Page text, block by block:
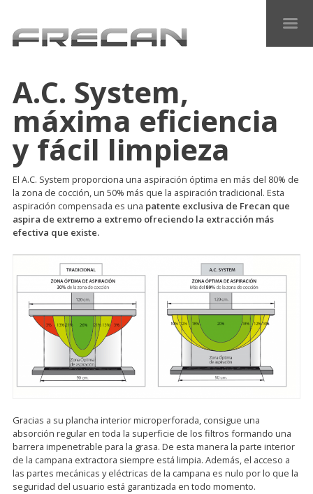
A.C. System,
máxima eficiencia
y fácil limpieza
El A.C. System proporciona una aspiración óptima en más del 80% de
la zona de cocción, un 50% más que la aspiración tradicional. Esta
aspiración compensada es una patente exclusiva de Frecan que
aspira de extremo a extremo ofreciendo la extracción más
efectiva que existe.
Gracias a su plancha interior microperforada, consigue una
absorción regular en toda la superficie de los filtros formando una
barrera impenetrable para la grasa. De esta manera la parte interior
de la campana extractora siempre está limpia. Además, el acceso a
las partes mecánicas y eléctricas de la campana es nulo por lo que la
seguridad del usuario está garantizada en todo momento.